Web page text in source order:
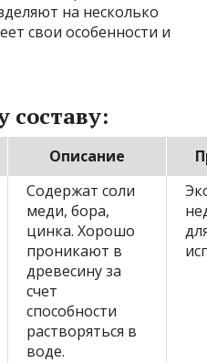
на несколько
свои особенности и
Описание
Содержат соли
меди, бора,
цинка. Хорошо
проникают в
древесину за
счет
способности
растворяться в
воде.